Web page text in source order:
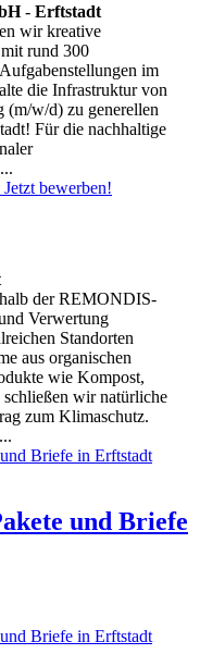
- Erftstadt
wir kreative
rund 300
im
die Infrastruktur von
(m/w/d) zu generellen
Für die nachhaltige
der REMONDIS-
Verwertung
Standorten
aus organischen
wie Kompost,
schließen wir natürliche
zum Klimaschutz.
und Briefe